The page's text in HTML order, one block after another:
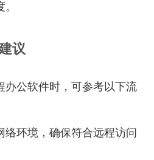
议
办公软件时，可参考以下流
络环境，确保符合远程访问